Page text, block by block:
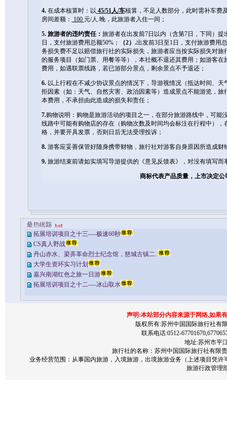
4. 在成本核算时：以 45/51人/车核算，不足人数部分，此时需补车费
房间差额：
100 元/人.晚，此旅游者入住一间；
5. 旅游者的违约责任： 旅游者在出发前7日以内（含第7日，下同）
日，支付旅游费用总额50%；
（2）.出发前3日至1日，支付旅游费用
务损失费不足以赔偿旅行社的实际损失，旅游者应当按实际损失对
的服务项目（如门票、用餐等等），本社概不退还其费用；如游客
费用，如遇联票线路，若已游部分景点，剩余景点不予退还；
6.以上行程在不减少协议景点的情况下，导游视情况（抵达时间、
拒因素（如：天气、自然灾害、政治因素等）造成景点不能游览，
本费用，不承担由此造成的损失和责任；
7.购物说明：购物是旅游活动的项目之一，在部分旅游路线中，可
线路中可能有购物店的存在（购物次数及时间均会标注在行程中）
格，并要开具发票，否则日后无法受理投诉；
8. 游客应妥善保管好随身携带财物，旅行社对游客自身原因所造成财
9. 旅游结束前请如实填写导游提供的《意见反馈表》，对没有填写
商标代表产品质量，上市决定
拓展培训项目之十三----极速60秒
CS真人野战
丹山赤水、梁弄革命烈士纪念馆，慈城古镇二..
大学生资环实习计划
嘉兴南湖红色之旅一日游
拓展培训项目之十二----冰山取水
声明:本站部分内容来源于网络,如果
版权所有:苏州中国国际旅行社有限
联系电话:0512-
地址:苏州市平
旅行社的名称：苏州中国国际旅行社有
业务经营范围：从事国内旅游，入境旅游，出境旅游业务（上述项目凭
旅游行政管理